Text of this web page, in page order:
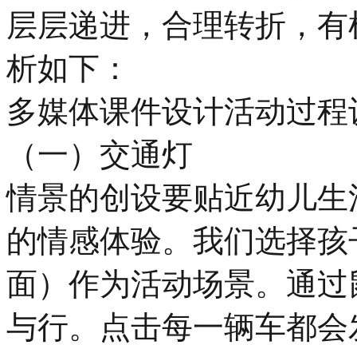
层层递进，合理转折，
析如下：
多媒体课件设计活动过程
（一）交通灯
情景的创设要贴近幼儿
的情感体验。我们选择
面）作为活动场景。通
与行。点击每一辆车都会